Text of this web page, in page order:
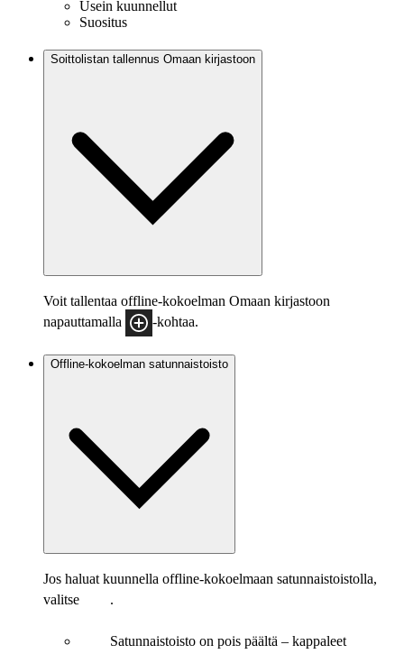
Usein kuunnellut
Suositus
Soittolistan tallennus Omaan kirjastoon
Voit tallentaa offline-kokoelman Omaan kirjastoon
napauttamalla
-kohtaa.
Offline-kokoelman satunnaistoisto
Jos haluat kuunnella offline-kokoelmaan satunnaistoistolla,
valitse
.
Satunnaistoisto on pois päältä – kappaleet